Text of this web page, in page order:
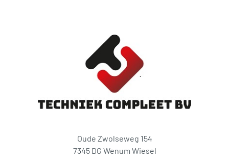
Oude Zwolseweg 154
7345 DG Wenum Wiesel